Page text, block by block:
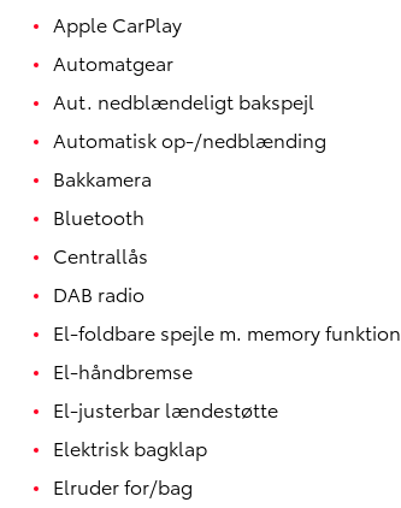
Yaris
HYBRID
Apple CarPlay
Automatgear
Aut. nedblændeligt bakspejl
Automatisk op-/nedblænding
Bakkamera
Bluetooth
Centrallås
DAB radio
El-foldbare spejle m. memory funktion
El-håndbremse
El-justerbar lændestøtte
Elektrisk bagklap
Elruder for/bag